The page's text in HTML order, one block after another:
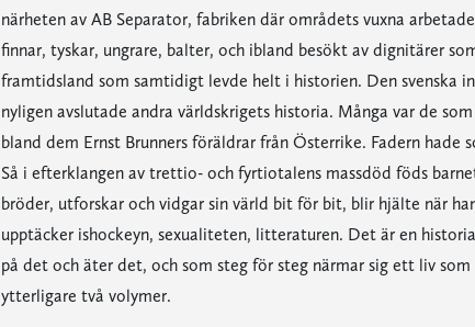
närheten av AB Separator, fabriken där områdets vuxna
finnar, tyskar, ungrare, balter, och ibland besökt av dignitärer
framtidsland som samtidigt levde helt i historien. Den svenska
nyligen avslutade andra världskrigets historia. Många var de
bland dem Ernst Brunners föräldrar från Österrike. Fadern
Så i efterklangen av trettio- och fyrtiotalens massdöd föds
bröder, utforskar och vidgar sin värld bit för bit, blir hjälte när
upptäcker ishockeyn, sexualiteten, litteraturen. Det är en
på det och äter det, och som steg för steg närmar sig ett liv
ytterligare två volymer.